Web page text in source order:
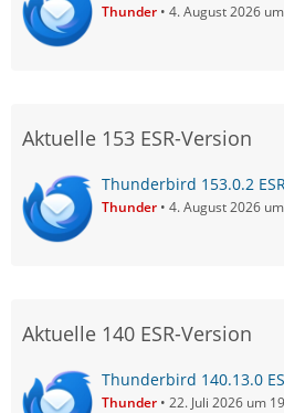
Thunder 4. August 2026
Aktuelle 153 ESR-Version
Thunderbird 153.0.2
Thunder 4. August 2026
Aktuelle 140 ESR-Version
Thunderbird 140.13.0
Thunder 22. Juli 2026 um